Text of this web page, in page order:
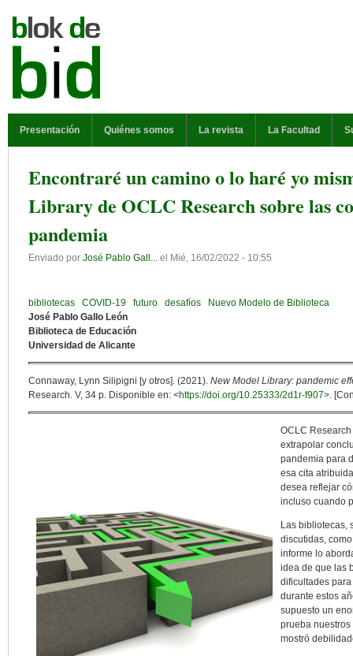
Presentación Quiénes somos La revista La Facultad
Encontraré un camino o lo haré yo
Library de OCLC Research sobre las
pandemia
Enviado por José Pablo Gall... el Mié, 16/02/2022 - 10:55
bibliotecas COVID-19 futuro desafíos
Nuevo Modelo de Biblioteca
José Pablo Gallo León
Biblioteca de Educación
Universidad de Alicante
Connaway, Lynn Silipigni [y otros]. (2021). New Model Library: pandemic
Research. V, 34 p. Disponible en: <https://doi.org/10.25333/2d1r-f907>.
OCLC
extrapolar
pandemia para
esa cita
desea reflejar
incluso cuando
Las bibliotecas,
discutidas,
informe lo
idea de que las
dificultades
durante estos
supuesto un
prueba
mostró